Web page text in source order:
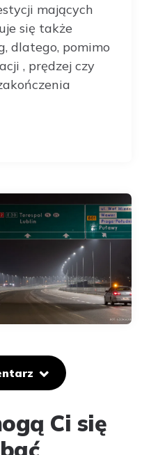
mających
się także
dlatego, pomimo
, prędzej czy
Ci się